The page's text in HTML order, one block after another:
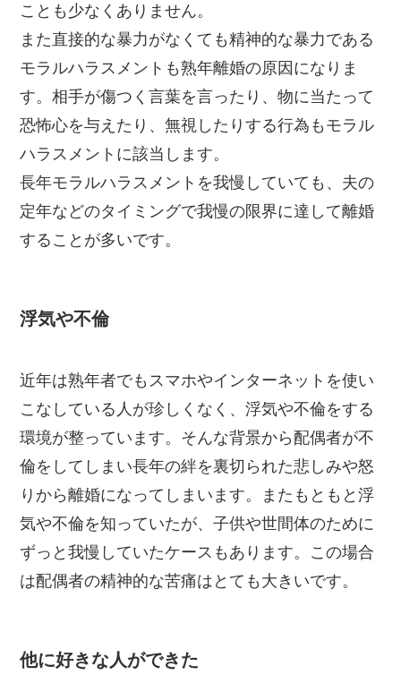
ことも少なくありません。
また直接的な暴力がなくても精神的な暴力である
モラルハラスメントも熟年離婚の原因になりま
す。相手が傷つく言葉を言ったり、物に当たって
恐怖心を与えたり、無視したりする行為もモラル
ハラスメントに該当します。
長年モラルハラスメントを我慢していても、夫の
定年などのタイミングで我慢の限界に達して離婚
することが多いです。
浮気や不倫
近年は熟年者でもスマホやインターネットを使い
こなしている人が珍しくなく、浮気や不倫をする
環境が整っています。そんな背景から配偶者が不
倫をしてしまい長年の絆を裏切られた悲しみや怒
りから離婚になってしまいます。またもともと浮
気や不倫を知っていたが、子供や世間体のために
ずっと我慢していたケースもあります。この場合
は配偶者の精神的な苦痛はとても大きいです。
他に好きな人ができた